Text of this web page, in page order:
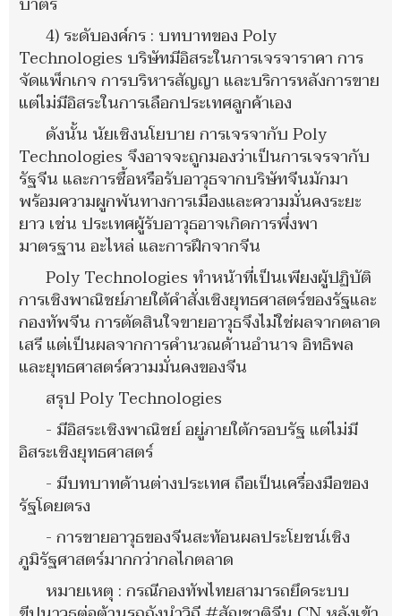
4) ระดับองค์กร : บทบาทของ Poly
Technologies บริษัทมีอิสระในการเจรจาราคา การ
จัดแพ็กเกจ การบริหารสัญญา และบริการหลังการขาย
แต่ไม่มีอิสระในการเลือกประเทศลูกค้าเอง
ดังนั้น นัยเชิงนโยบาย การเจรจากับ Poly
Technologies จึงอาจจะถูกมองว่าเป็นการเจรจากับ
รัฐจีน และการซื้อหรือรับอาวุธจากบริษัทจีนมักมา
พร้อมความผูกพันทางการเมืองและความมั่นคงระยะ
ยาว เช่น ประเทศผู้รับอาวุธอาจเกิดการพึ่งพา
มาตรฐาน อะไหล่ และการฝึกจากจีน
Poly Technologies ทำหน้าที่เป็นเพียงผู้ปฏิบัติ
การเชิงพาณิชย์ภายใต้คำสั่งเชิงยุทธศาสตร์ของรัฐและ
กองทัพจีน การตัดสินใจขายอาวุธจึงไม่ใช่ผลจากตลาด
เสรี แต่เป็นผลจากการคำนวณด้านอำนาจ อิทธิพล
และยุทธศาสตร์ความมั่นคงของจีน
สรุป Poly Technologies
- มีอิสระเชิงพาณิชย์ อยู่ภายใต้กรอบรัฐ แต่ไม่มี
อิสระเชิงยุทธศาสตร์
- มีบทบาทด้านต่างประเทศ ถือเป็นเครื่องมือของ
รัฐโดยตรง
- การขายอาวุธของจีนสะท้อนผลประโยชน์เชิง
ภูมิรัฐศาสตร์มากกว่ากลไกตลาด
หมายเหตุ : กรณีกองทัพไทยสามารถยึดระบบ